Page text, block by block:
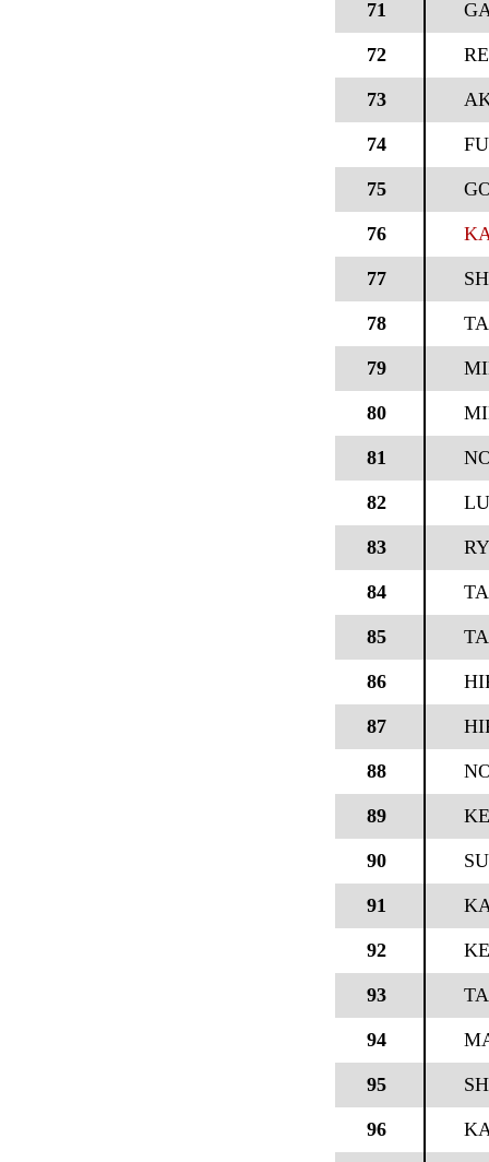
71
72
73
74
75
76
77
78
79
80
81
82
83
84
85
86
87
88
89
90
91
92
93
94
95
96